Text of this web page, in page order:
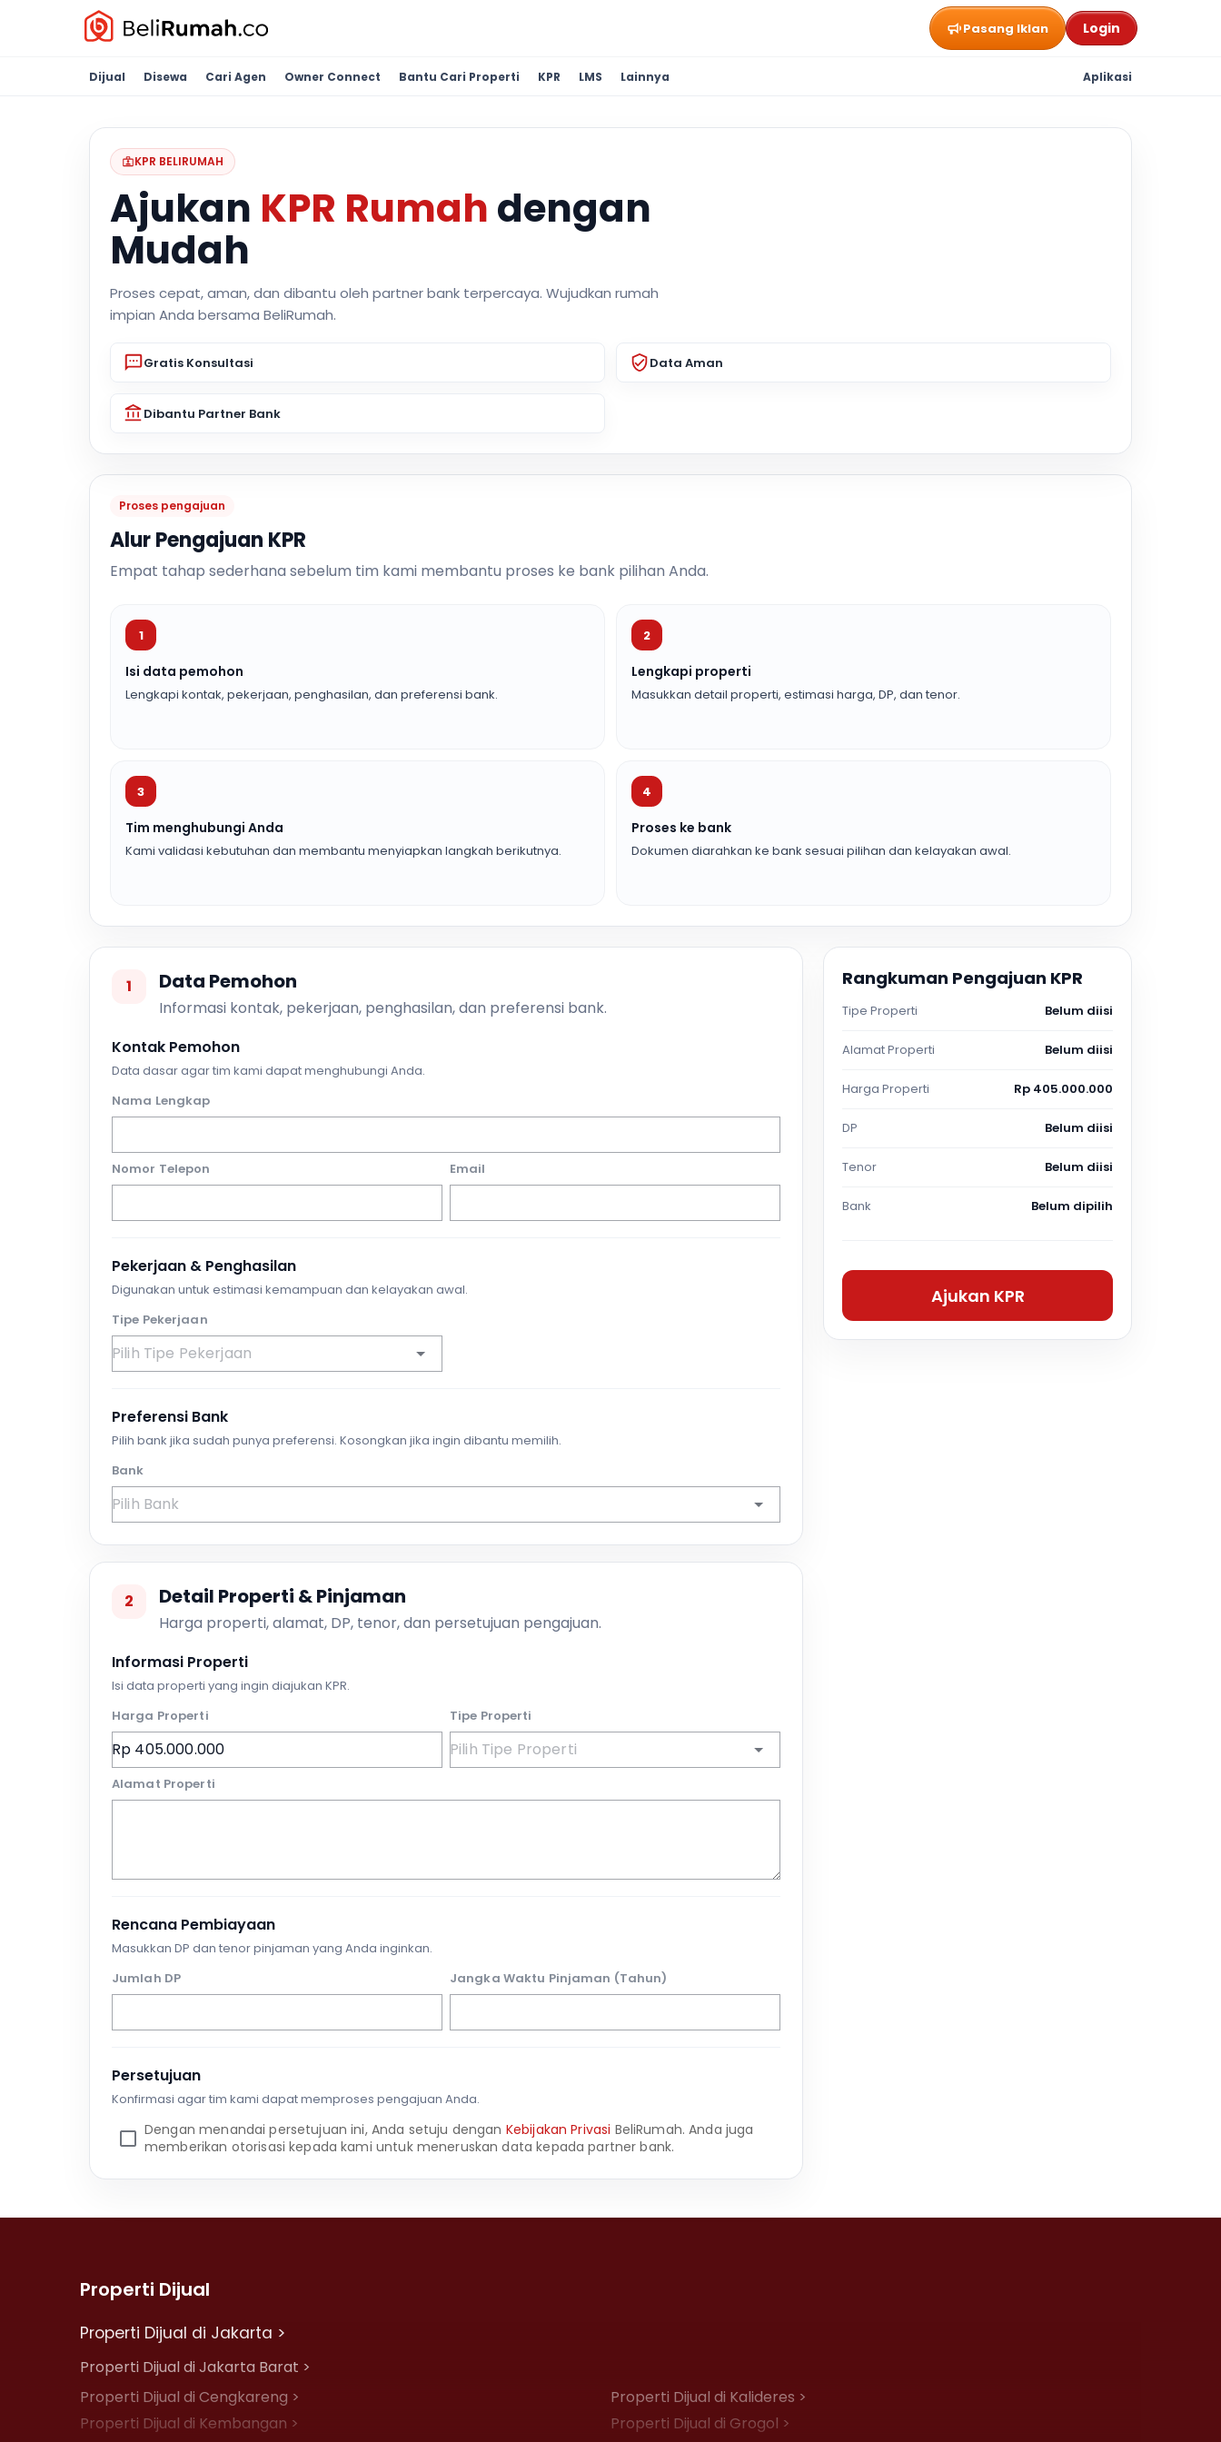
Pasang Iklan Login
Dijual Disewa Cari Agen Owner Connect Bantu Cari Properti KPR LMS Lainnya Aplikasi
KPR BELIRUMAH
Ajukan KPR Rumah dengan
Mudah
Proses cepat, aman, dan dibantu oleh partner bank terpercaya. Wujudkan rumah
impian Anda bersama BeliRumah.
Gratis Konsultasi Data Aman
Dibantu Partner Bank
Proses pengajuan
Alur Pengajuan KPR
Empat tahap sederhana sebelum tim kami membantu proses ke bank pilihan Anda.
1
Isi data pemohon
Lengkapi kontak, pekerjaan, penghasilan, dan preferensi bank.
2
Lengkapi properti
Masukkan detail properti, estimasi harga, DP, dan tenor.
3
Tim menghubungi Anda
Kami validasi kebutuhan dan membantu menyiapkan langkah berikutnya.
4
Proses ke bank
Dokumen diarahkan ke bank sesuai pilihan dan kelayakan awal.
1 Data Pemohon
Informasi kontak, pekerjaan, penghasilan, dan preferensi bank.
Kontak Pemohon
Data dasar agar tim kami dapat menghubungi Anda.
Nama Lengkap
Nomor Telepon Email
Pekerjaan & Penghasilan
Digunakan untuk estimasi kemampuan dan kelayakan awal.
Tipe Pekerjaan
Preferensi Bank
Pilih bank jika sudah punya preferensi. Kosongkan jika ingin dibantu memilih.
Bank
2 Detail Properti & Pinjaman
Harga properti, alamat, DP, tenor, dan persetujuan pengajuan.
Informasi Properti
Isi data properti yang ingin diajukan KPR.
Harga Properti
Tipe Properti
Alamat Properti
Rencana Pembiayaan
Masukkan DP dan tenor pinjaman yang Anda inginkan.
Jumlah DP
Jangka Waktu Pinjaman (Tahun)
Persetujuan
Konfirmasi agar tim kami dapat memproses pengajuan Anda.
Dengan menandai persetujuan ini, Anda setuju dengan Kebijakan Privasi BeliRumah. Anda juga
memberikan otorisasi kepada kami untuk meneruskan data kepada partner bank.
Rangkuman Pengajuan KPR
Tipe Properti Belum diisi
Alamat Properti Belum diisi
Harga Properti Rp 405.000.000
DP Belum diisi
Tenor Belum diisi
Bank Belum dipilih
Ajukan KPR
Properti Dijual
Properti Dijual di Jakarta >
Properti Dijual di Jakarta Barat >
Properti Dijual di Cengkareng >
Properti Dijual di Kalideres >
Properti Dijual di Kembangan >
Properti Dijual di Grogol >